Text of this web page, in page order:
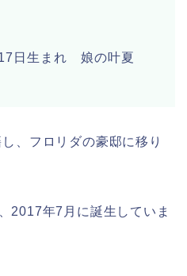
日生まれ 娘の叶夏
、フロリダの豪邸に移り
2017年7月に誕生していま